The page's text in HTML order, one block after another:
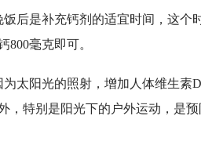
后是补充钙剂的适宜时间，这个
毫克即可。
太阳光的照射，增加人体维生素D
，特别是阳光下的户外运动，是预